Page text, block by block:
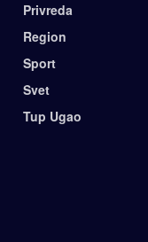
Privreda
Region
Sport
Svet
Tup Ugao